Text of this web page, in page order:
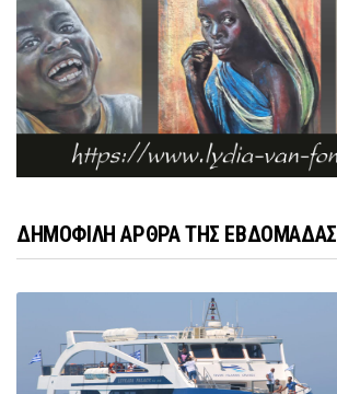
ΔΗΜΟΦΙΛΗ ΑΡΘΡΑ ΤΗΣ ΕΒΔΟΜΑΔΑΣ